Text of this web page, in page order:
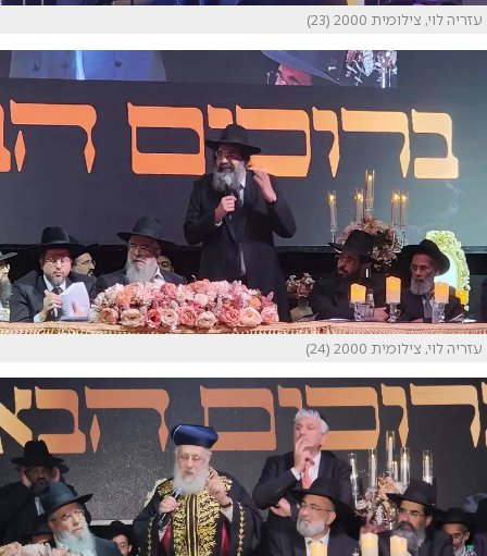
עזריה לוי, צילומית 2000 (23)
עזריה לוי, צילומית 2000 (24)